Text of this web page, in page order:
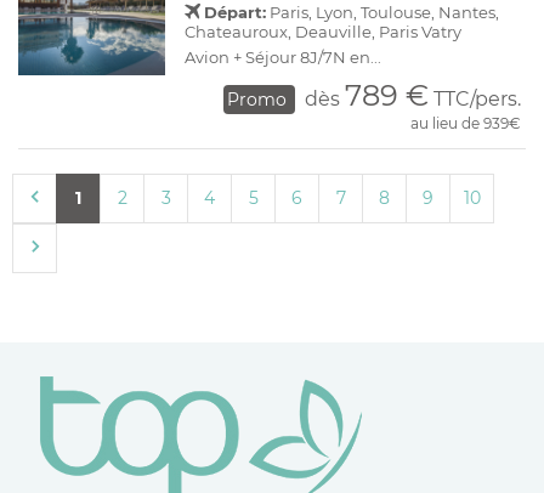
Départ: Paris, Lyon, Toulouse, Nantes,
Chateauroux, Deauville, Paris Vatry
Avion + Séjour 8J/7N en...
Promo dès 789 € TTC/pers.
au lieu de 939€
1 2 3 4 5 6 7 8 9 10